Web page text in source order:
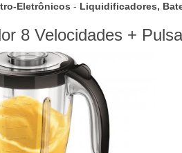
Eletrônicos - Liquidificadores,
8 Velocidades +